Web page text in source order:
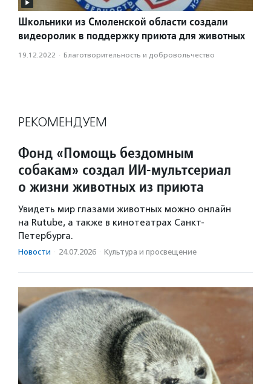
Школьники из Смоленской области создали
видеоролик в поддержку приюта для животных
19.12.2022 · Благотвори­тель­ность и доброволь­чест­во
РЕКОМЕНДУЕМ
Фонд «Помощь бездомным
собакам» создал ИИ‑мультсериал
о жизни животных из приюта
Увидеть мир глазами животных можно онлайн
на Rutube, а также в кинотеатрах Санкт-
Петербурга.
Новости · 24.07.2026 · Культура и просвещение